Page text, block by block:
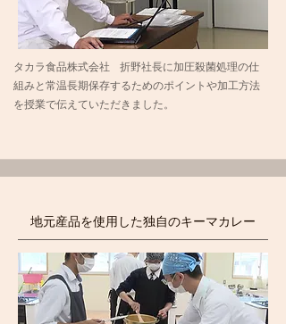
タカラ食品株式会社 折野社長に加圧殺菌処理の仕
組みと常温長期保存するためのポイントや加工方法
を授業で伝えていただきました。
地元産品を使用した独自のキーマカレー